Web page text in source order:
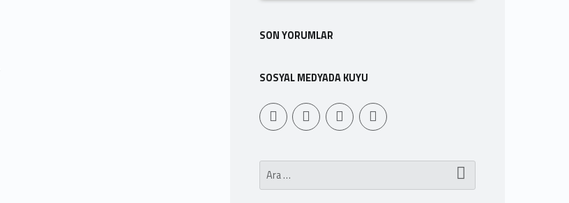
SON YORUMLAR
SOSYAL MEDYADA KUYU
WebMan on Facebook
YoutubeWebMan DesignSepet
Arama: